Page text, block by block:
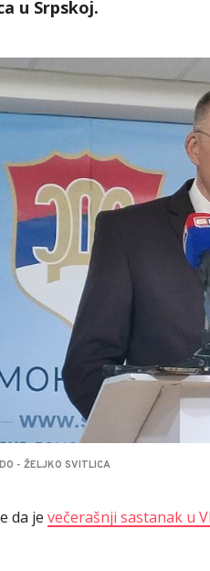
u Srpskoj.
- ŽELJKO SVITLICA
da je večerašnji sastanak u